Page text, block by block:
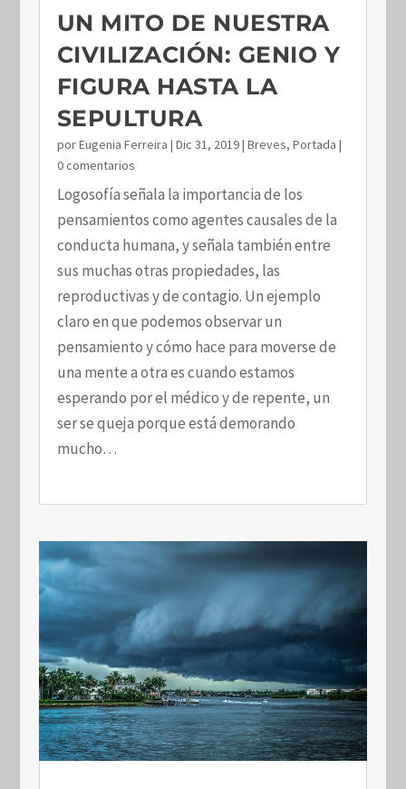
UN MITO DE NUESTRA
CIVILIZACIÓN: GENIO Y
FIGURA HASTA LA
SEPULTURA
porEugenia Ferreira | Dic 31, 2019| Breves, Portada |
0 comentarios
Logosofía señala la importancia de los
pensamientos como agentes causales de la
conducta humana, y señala también entre
sus muchas otras propiedades, las
reproductivas y de contagio. Un ejemplo
claro en que podemos observar un
pensamiento y cómo hace para moverse de
una mente a otra es cuando estamos
esperando por el médico y de repente, un
ser se queja porque está demorando
mucho…